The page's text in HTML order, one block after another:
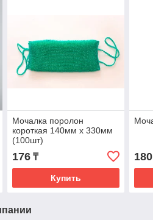
Мочалка поролон
короткая 140мм х 330мм
(100шт)
176₸
Купить
180